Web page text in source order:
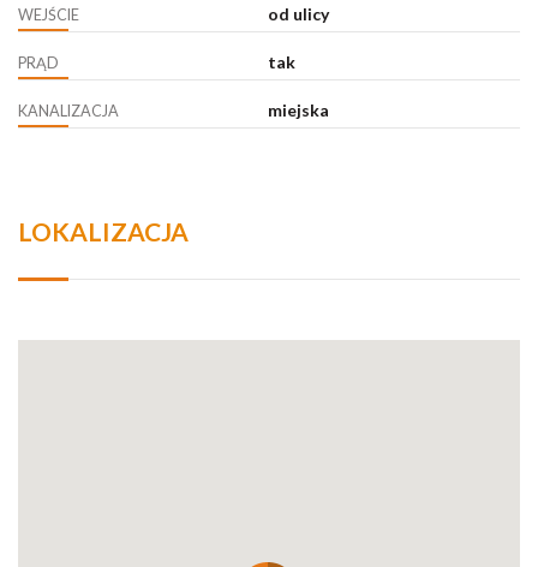
WEJŚCIE od ulicy
PRĄD tak
KANALIZACJA miejska
LOKALIZACJA